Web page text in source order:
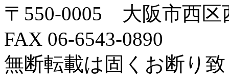
〒550-0005 大阪市西
FAX 06-6543-0890
無断転載は固くお断り